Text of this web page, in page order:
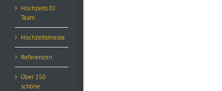
Hochzeits DJ
Team
Hochzeitsmesse
Referenzen
Über 250
schöne